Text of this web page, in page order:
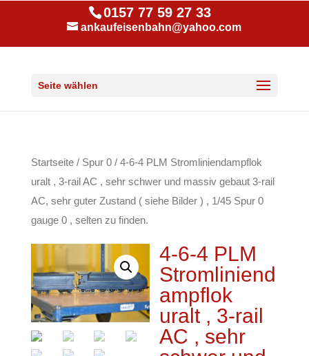
0157 77 59 27 33
ankaufeisenbahn@yahoo.com
Seite wählen
Startseite/ Spur 0/ 4-6-4 PLM Stromliniendampflok
uralt , 3-rail AC , sehr schwer und massiv gebaut 3-rail
AC, sehr guter Zustand ( siehe Bilder ) , 1/45 Spur 0
gauge 0 , selten zu finden.
4-6-4 PLM
Stromliniend
ampflok
uralt , 3-rail
AC , sehr